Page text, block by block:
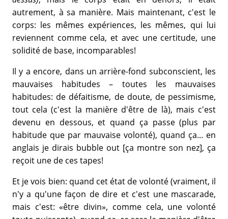
autrement, à sa manière. Mais maintenant, c'est le
corps: les mêmes expériences, les mêmes, qui lui
reviennent comme cela, et avec une certitude, une
solidité de base, incomparables!
Il y a encore, dans un arrière-fond subconscient, les
mauvaises habitudes – toutes les mauvaises
habitudes: de défaitisme, de doute, de pessimisme,
tout cela (c'est la manière d'être de là), mais c'est
devenu en dessous, et quand ça passe (plus par
habitude que par mauvaise volonté), quand ça... en
anglais je dirais bubble out [ça montre son nez], ça
reçoit une de ces tapes!
Et je vois bien: quand cet état de volonté (vraiment, il
n'y a qu'une façon de dire et c'est une mascarade,
mais c'est: «être divin», comme cela, une volonté